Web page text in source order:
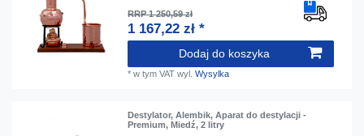
RRP 1 250,59 zł
1 167,22 zł *
Dodaj do koszyka
*w tym VAT wyl.Wysylka
Destylator, Alembik, Aparat do destylacji -
Premium, Miedź, 2 litry